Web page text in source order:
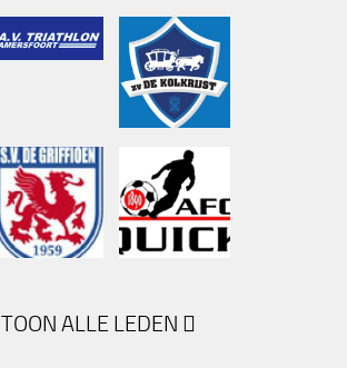
TOON ALLE LEDEN